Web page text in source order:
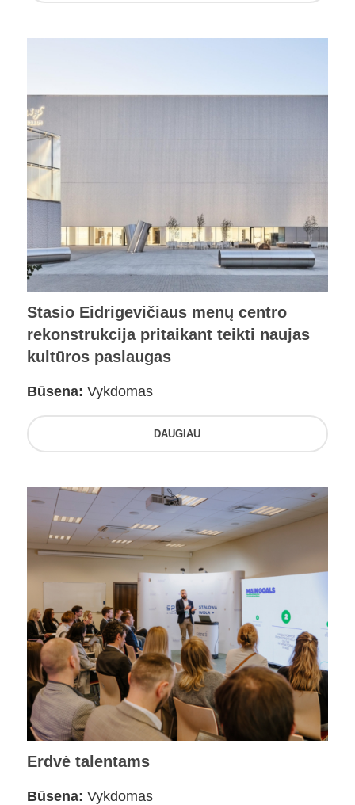
Stasio Eidrigevičiaus menų centro
rekonstrukcija pritaikant teikti naujas
kultūros paslaugas
Būsena: Vykdomas
DAUGIAU
Erdvė talentams
Būsena: Vykdomas